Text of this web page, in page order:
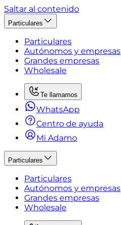
Saltar al contenido
Particulares
Particulares
Autónomos y empresas
Grandes empresas
Wholesale
Te llamamos
WhatsApp
Centro de ayuda
Mi Adamo
Particulares
Particulares
Autónomos y empresas
Grandes empresas
Wholesale